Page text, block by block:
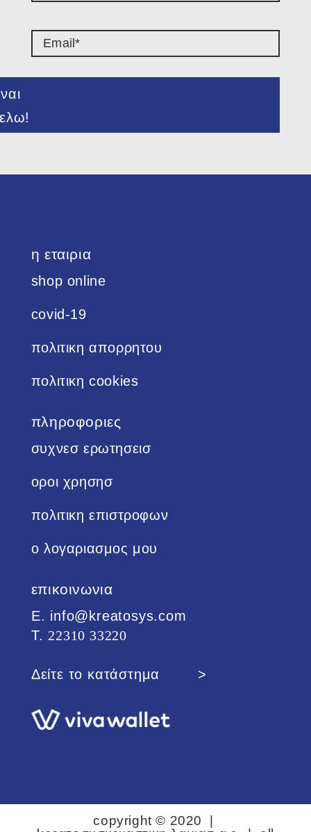
ναι
η εταιρια
shop online
covid-19
πολιτικη απορρητου
πολιτικη cookies
πληροφοριες
συχνεσ ερωτησεισ
οροι χρησησ
πολιτικη επιστροφων
ο λογαριασμος μου
επικοινωνια
Ε. info@kreatosys.com
Τ. 22310 33220
Δείτε το κατάστημα >
copyright © 2020 |